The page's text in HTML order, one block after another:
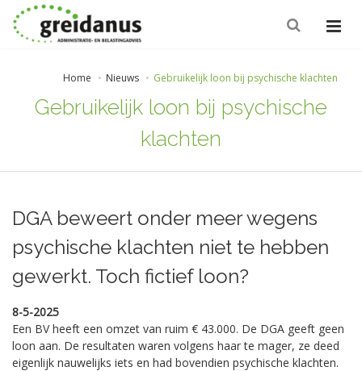
Home Nieuws Gebruikelijk loon bij psychische klachten
Gebruikelijk loon bij psychische
klachten
DGA beweert onder meer wegens
psychische klachten niet te hebben
gewerkt. Toch fictief loon?
8-5-2025
Een BV heeft een omzet van ruim € 43.000. De DGA geeft geen
loon aan. De resultaten waren volgens haar te mager, ze deed
eigenlijk nauwelijks iets en had bovendien psychische klachten.